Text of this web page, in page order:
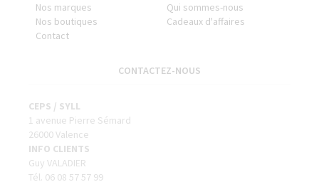
Nos marques
Qui sommes-nous
Nos boutiques
Cadeaux d'affaires
Contact
CONTACTEZ-NOUS
CEPS / SYLL
1 avenue Pierre Sémard
26000 Valence
INFO CLIENTS
Guy VALADIER
Tél. 06 08 57 57 99